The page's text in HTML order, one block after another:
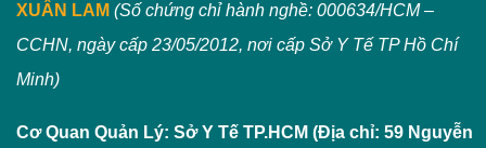
XUÂN LAM (Số chứng chỉ hành nghề: 000634/HCM –
CCHN, ngày cấp 23/05/2012, nơi cấp Sở Y Tế TP Hồ Chí
Minh)
Cơ Quan Quản Lý: Sở Y Tế TP.HCM (Địa chỉ: 59 Nguyễn